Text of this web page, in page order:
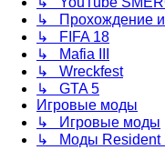
↳ Прохождение
↳ FIFA 18
↳ Mafia III
↳ Wreckfest
↳ GTA 5
Игровые моды
↳ Игровые моды
↳ Моды Resident